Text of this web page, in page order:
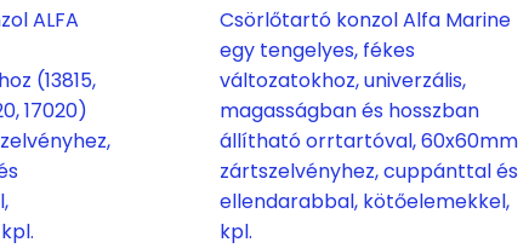
ALFA
(13815,
17020)
Csörlőtartó konzol Alfa Marine
egy tengelyes, fékes
változatokhoz, univerzális,
magasságban és hosszban
állítható orrtartóval, 60x60mm
zártszelvényhez, cuppánttal és
ellendarabbal, kötőelemekkel,
kpl.